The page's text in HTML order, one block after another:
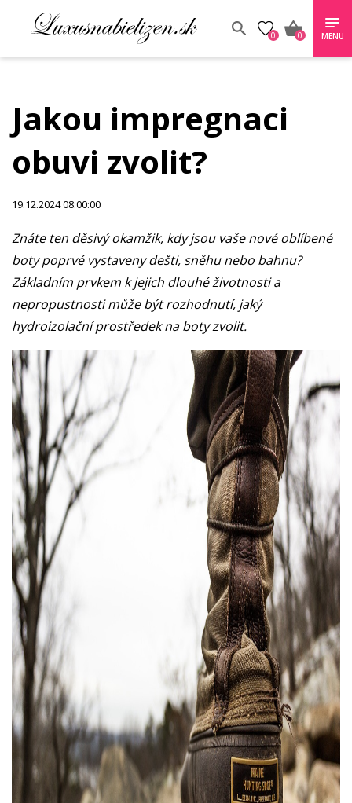
0 0 MENU
Jakou impregnaci
obuvi zvolit?
19.12.2024 08:00:00
Znáte ten děsivý okamžik, kdy jsou vaše nové oblíbené
boty poprvé vystaveny dešti, sněhu nebo bahnu?
Základním prvkem k jejich dlouhé životnosti a
nepropustnosti může být rozhodnutí, jaký
hydroizolační prostředek na boty zvolit.